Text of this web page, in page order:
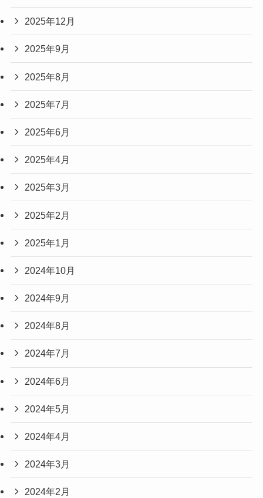
2025年12月
2025年9月
2025年8月
2025年7月
2025年6月
2025年4月
2025年3月
2025年2月
2025年1月
2024年10月
2024年9月
2024年8月
2024年7月
2024年6月
2024年5月
2024年4月
2024年3月
2024年2月